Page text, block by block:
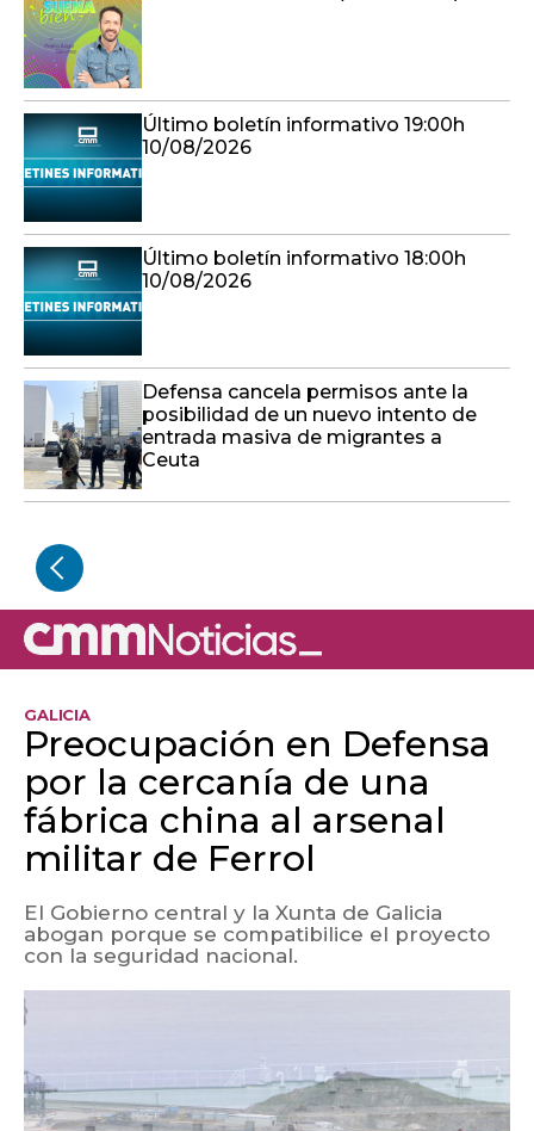
Último boletín informativo 19:00h
10/08/2026
Último boletín informativo 18:00h
10/08/2026
Defensa cancela permisos ante la
posibilidad de un nuevo intento de
entrada masiva de migrantes a
Ceuta
GALICIA
Preocupación en Defensa
por la cercanía de una
fábrica china al arsenal
militar de Ferrol
El Gobierno central y la Xunta de Galicia
abogan porque se compatibilice el proyecto
con la seguridad nacional.